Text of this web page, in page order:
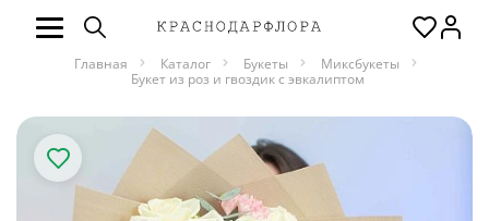
Главная Каталог Букеты
Миксбукеты
Букет из роз и гвоздик с эвкалиптом